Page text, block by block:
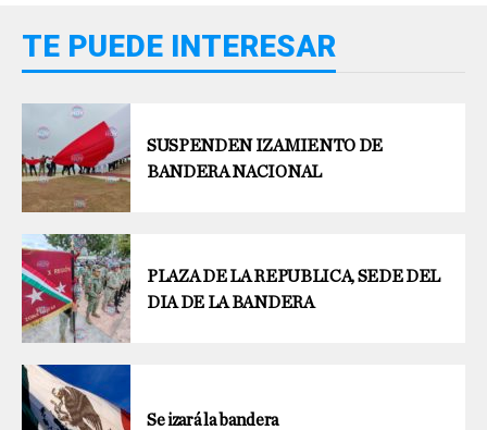
TE PUEDE INTERESAR
SUSPENDEN IZAMIENTO DE
BANDERA NACIONAL
PLAZA DE LA REPUBLICA, SEDE DEL
DIA DE LA BANDERA
Se izará la bandera